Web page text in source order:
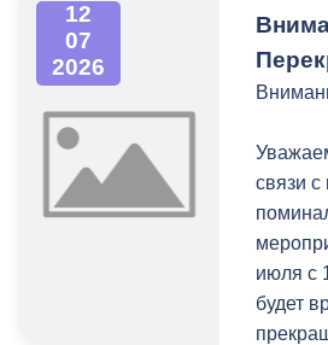
В новой
опоры
Газон
Отмечу,
от
12
07
2026
связи
июля с
будет